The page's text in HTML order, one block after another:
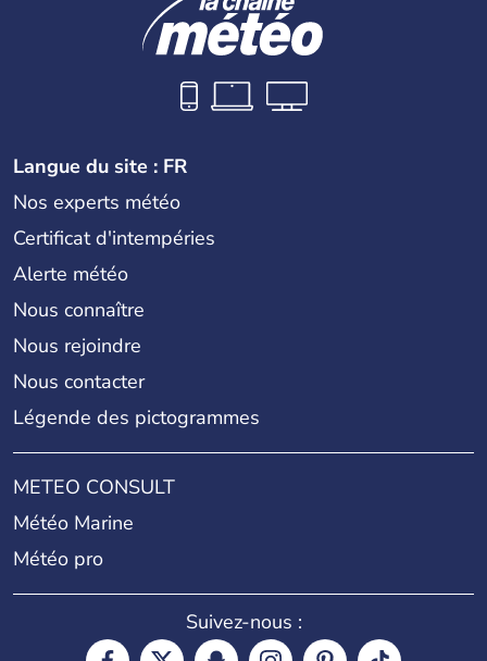
Langue du site : FR
Nos experts météo
Certificat d'intempéries
Alerte météo
Nous connaître
Nous rejoindre
Nous contacter
Légende des pictogrammes
METEO CONSULT
Météo Marine
Météo pro
Suivez-nous :